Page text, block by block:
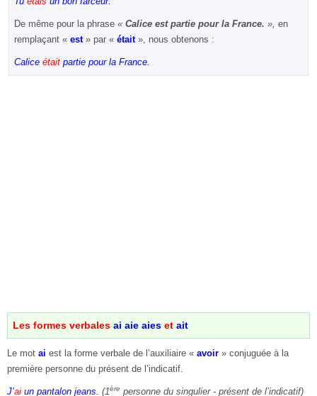
De même pour la phrase« Calice est partie pour la France.»,en
remplaçant «est» par «était», nous obtenons :
Caliceétait partiepour la France.
Les formes verbales ai aie aies et ait
Le mot ai est la forme verbale de l’auxiliaire « avoir » conjuguée à la
première personne du présent de l’indicatif.
J’ai un pantalon jeans. (1ère personne du singulier - présent de l’indicatif)